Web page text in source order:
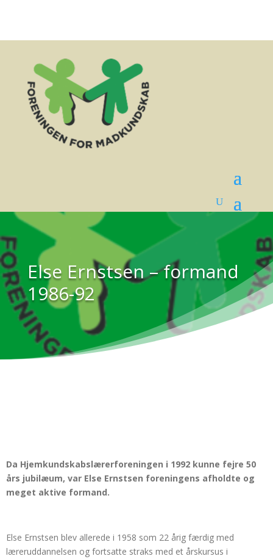
Else Ernstsen – formand
1986-92
Da Hjemkundskabslærerforeningen i 1992 kunne fejre 50
års jubilæum, var Else Ernstsen foreningens afholdte og
meget aktive formand.
Else Ernstsen blev allerede i 1958 som 22 årig færdig med
læreruddannelsen og fortsatte straks med et årskursus i